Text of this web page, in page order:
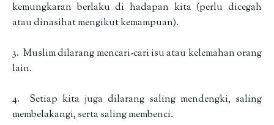
kemungkaran berlaku di hadapan kita (perlu dicegah
atau dinasihat mengikut kemampuan).
3. Muslim dilarang mencari-cari isu atau kelemahan orang
lain.
4. Setiap kita juga dilarang saling mendengki, saling
membelakangi, serta saling membenci.